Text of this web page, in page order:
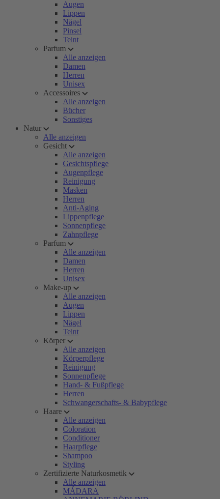
Augen
Lippen
Nägel
Pinsel
Teint
Parfum
Alle anzeigen
Damen
Herren
Unisex
Accessoires
Alle anzeigen
Bücher
Sonstiges
Natur
Alle anzeigen
Gesicht
Alle anzeigen
Gesichtspflege
Augenpflege
Reinigung
Masken
Herren
Anti-Aging
Lippenpflege
Sonnenpflege
Zahnpflege
Parfum
Alle anzeigen
Damen
Herren
Unisex
Make-up
Alle anzeigen
Augen
Lippen
Nägel
Teint
Körper
Alle anzeigen
Körperpflege
Reinigung
Sonnenpflege
Hand- & Fußpflege
Herren
Schwangerschafts- & Babypflege
Haare
Alle anzeigen
Coloration
Conditioner
Haarpflege
Shampoo
Styling
Zertifizierte Naturkosmetik
Alle anzeigen
MÁDARA